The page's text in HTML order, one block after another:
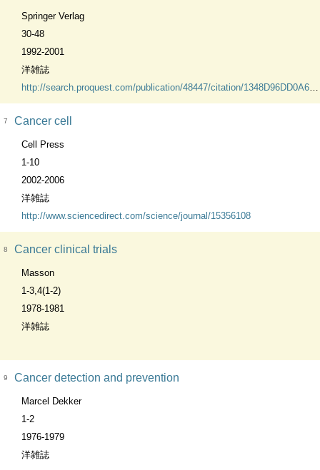
Springer Verlag
30-48
1992-2001
洋雑誌
http://search.proquest.com/publication/48447/citation/1348D96DD0A6210BD85/1?accountid=45634
7 Cancer cell
Cell Press
1-10
2002-2006
洋雑誌
http://www.sciencedirect.com/science/journal/15356108
8 Cancer clinical trials
Masson
1-3,4(1-2)
1978-1981
洋雑誌
9 Cancer detection and prevention
Marcel Dekker
1-2
1976-1979
洋雑誌